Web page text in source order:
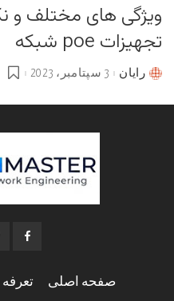
ویژگی های مختلف و
تجهیزات poe شبکه
Postedرایان 3 سپتامبر، 2023
صفحه اصلی تعرفه